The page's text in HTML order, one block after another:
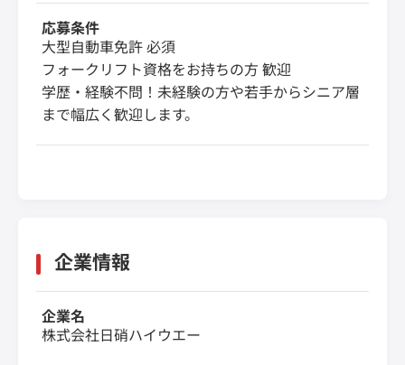
応募条件
大型自動車免許 必須
フォークリフト資格をお持ちの方 歓迎
学歴・経験不問！未経験の方や若手からシニア層
まで幅広く歓迎します。
企業情報
企業名
株式会社日硝ハイウエー